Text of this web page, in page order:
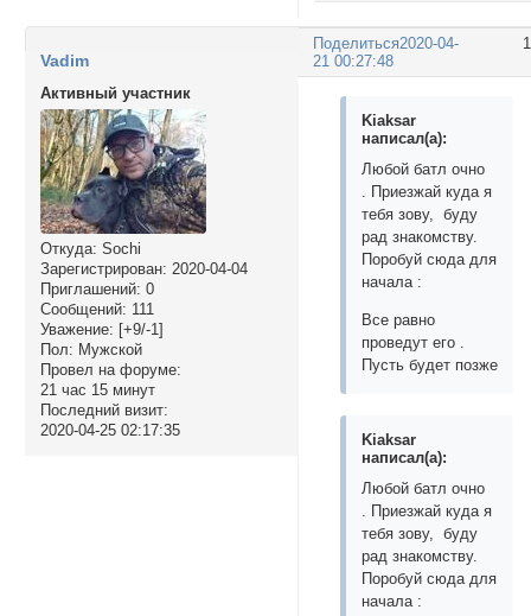
Поделиться2020-04-
21 00:27:48
Vadim
Активный участник
Откуда: Sochi
Зарегистрирован: 2020-04-04
Приглашений: 0
Сообщений: 111
Уважение: [+9/-1]
Пол: Мужской
Провел на форуме:
21 час 15 минут
Последний визит:
2020-04-25 02:17:35
Kiaksar
написал(а):
Любой батл очно
. Приезжай куда я
тебя зову, буду
рад знакомству.
Поробуй сюда для
начала :
Все равно
проведут его .
Пусть будет позже
Kiaksar
написал(а):
Любой батл очно
. Приезжай куда я
тебя зову, буду
рад знакомству.
Поробуй сюда для
начала :